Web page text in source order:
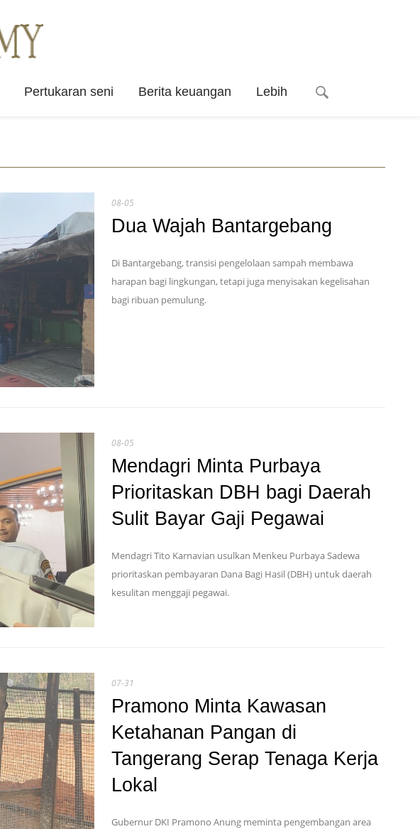
Pertukaran seni Berita keuangan Lebih
08-05
Dua Wajah Bantargebang
Di Bantargebang, transisi pengelolaan sampah membawa
harapan bagi lingkungan, tetapi juga menyisakan kegelisahan
bagi ribuan pemulung.
08-05
Mendagri Minta Purbaya
Prioritaskan DBH bagi Daerah
Sulit Bayar Gaji Pegawai
Mendagri Tito Karnavian usulkan Menkeu Purbaya Sadewa
prioritaskan pembayaran Dana Bagi Hasil (DBH) untuk daerah
kesulitan menggaji pegawai.
07-31
Pramono Minta Kawasan
Ketahanan Pangan di
Tangerang Serap Tenaga Kerja
Lokal
Gubernur DKI Pramono Anung meminta pengembangan area